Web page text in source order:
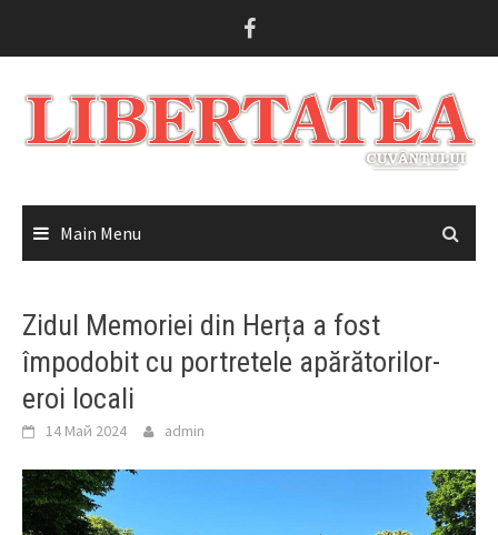
Main Menu
Zidul Memoriei din Herța a fost
împodobit cu portretele apărătorilor-
eroi locali
14 Май 2024 admin